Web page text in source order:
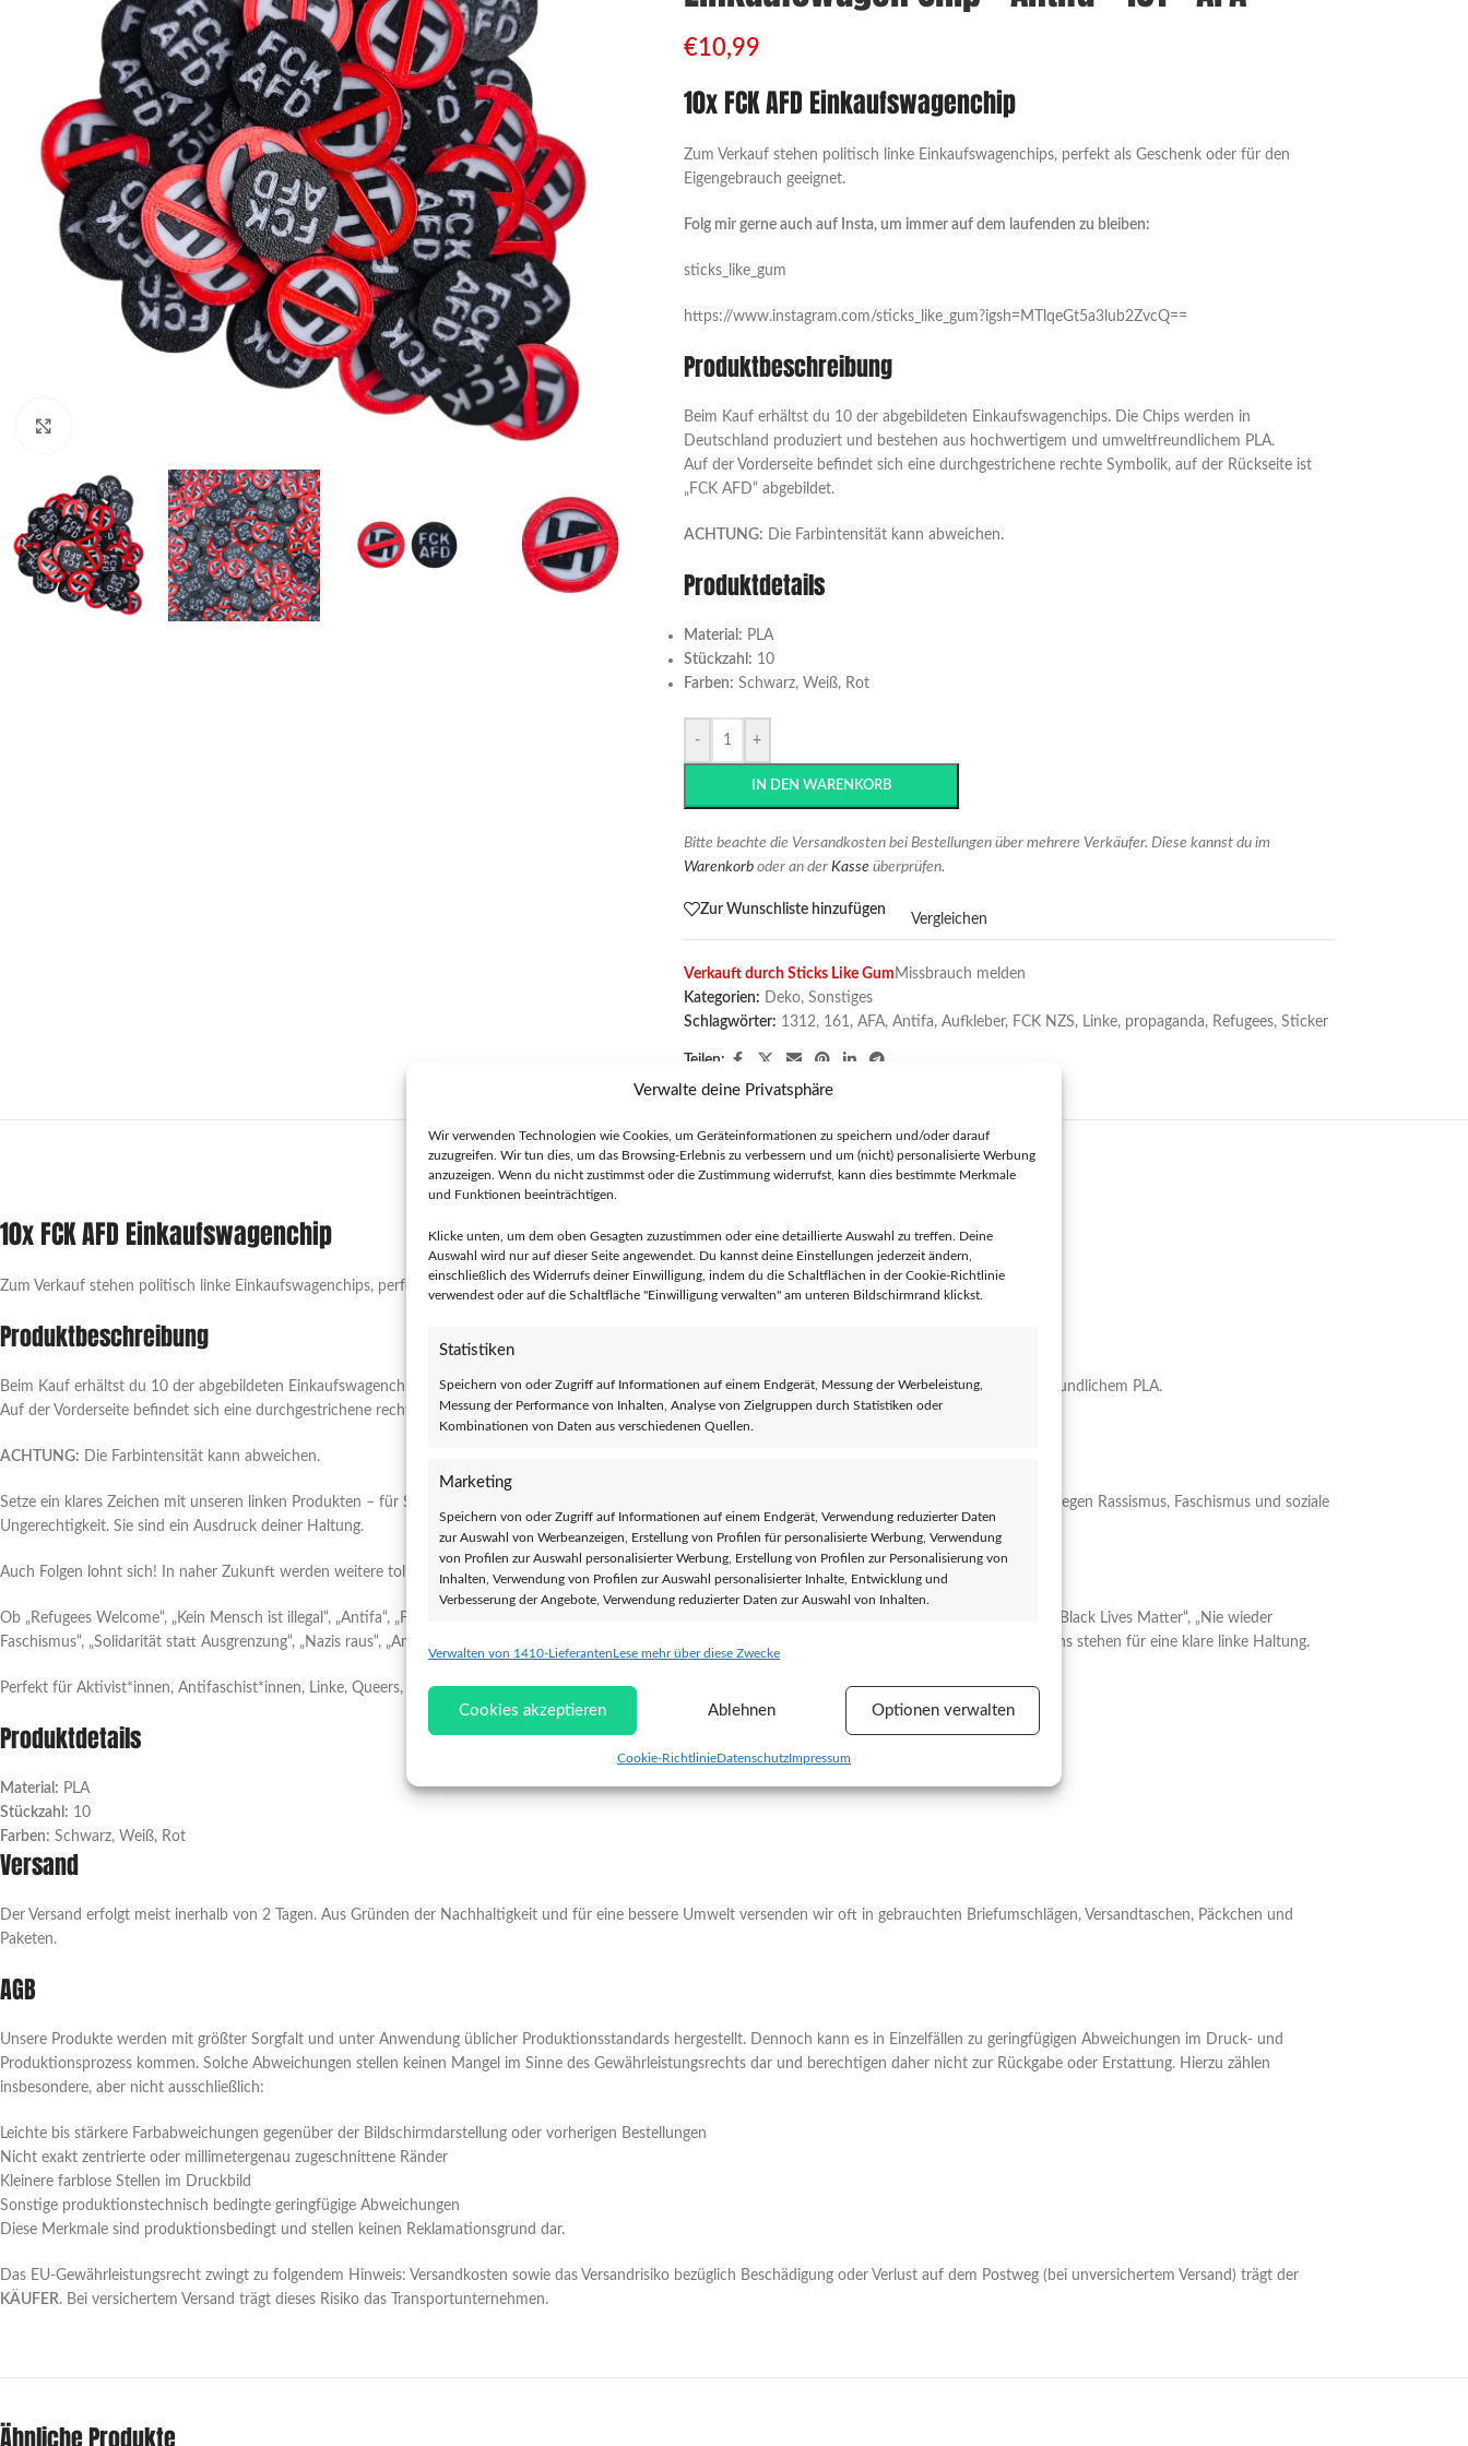
Verwalte deine Privatsphäre
Wir verwenden Technologien wie Cookies, um Geräteinformationen zu speichern und/oder darauf
zuzugreifen. Wir tun dies, um das Browsing-Erlebnis zu verbessern und um (nicht) personalisierte Werbung
anzuzeigen. Wenn du nicht zustimmst oder die Zustimmung widerrufst, kann dies bestimmte Merkmale
und Funktionen beeinträchtigen.
Klicke unten, um dem oben Gesagten zuzustimmen oder eine detaillierte Auswahl zu treffen. Deine
Auswahl wird nur auf dieser Seite angewendet. Du kannst deine Einstellungen jederzeit ändern,
einschließlich des Widerrufs deiner Einwilligung, indem du die Schaltflächen in der Cookie-Richtlinie
verwendest oder auf die Schaltfläche "Einwilligung verwalten" am unteren Bildschirmrand klickst.
Statistiken
Speichern von oder Zugriff auf Informationen auf einem Endgerät, Messung der Werbeleistung,
Messung der Performance von Inhalten, Analyse von Zielgruppen durch Statistiken oder
Kombinationen von Daten aus verschiedenen Quellen.
Marketing
Speichern von oder Zugriff auf Informationen auf einem Endgerät, Verwendung reduzierter Daten
zur Auswahl von Werbeanzeigen, Erstellung von Profilen für personalisierte Werbung, Verwendung
von Profilen zur Auswahl personalisierter Werbung, Erstellung von Profilen zur Personalisierung von
Inhalten, Verwendung von Profilen zur Auswahl personalisierter Inhalte, Entwicklung und
Verbesserung der Angebote, Verwendung reduzierter Daten zur Auswahl von Inhalten.
Eigenschaften
Abgleichung und Kombination von Daten aus unterschiedlichen Quellen, Verknüpfung
verschiedener Endgeräte, Identifikation von Endgeräten anhand automatisch
Gewährleistung der Sicherheit, Verhinderung und Aufdeckung von
Verwalten von 1410-LieferantenLese mehr über diese Zwecke
Cookies akzeptieren Ablehnen Optionen verwalten
Cookie-RichtlinieDatenschutzImpressum
€10,99
10x FCK AFD Einkaufswagenchip
Zum Verkauf stehen politisch linke Einkaufswagenchips, perfekt als Geschenk oder für den
Eigengebrauch geeignet.
Folg mir gerne auch auf Insta, um immer auf dem laufenden zu bleiben:
sticks_like_gum
https://www.instagram.com/sticks_like_gum?igsh=MTlqeGt5a3lub2ZvcQ==
Produktbeschreibung
Beim Kauf erhältst du 10 der abgebildeten Einkaufswagenchips. Die Chips werden in
Deutschland produziert und bestehen aus hochwertigem und umweltfreundlichem PLA.
Auf der Vorderseite befindet sich eine durchgestrichene rechte Symbolik, auf der Rückseite ist
„FCK AFD“ abgebildet.
ACHTUNG: Die Farbintensität kann abweichen.
Produktdetails
Material: PLA
Stückzahl: 10
Farben: Schwarz, Weiß, Rot
- +
IN DEN WARENKORB
Bitte beachte die Versandkosten bei Bestellungen über mehrere Verkäufer. Diese kannst du im
Warenkorboder an der Kasse überprüfen.
Zur Wunschliste hinzufügen
Vergleichen
Verkauft durch Sticks Like Gum Missbrauch melden
Kategorien: Deko, Sonstiges
Schlagwörter: 1312, 161, AFA, Antifa, Aufkleber, FCK NZS, Linke, propaganda, Refugees, Sticker
Teilen:
BESCHREIBUNGVERKÄUFERREVIEWS (0)RICHTLINIENFRAGEN UND ANTWORTEN
10x FCK AFD Einkaufswagenchip
Zum Verkauf stehen politisch linke Einkaufswagenchips, perfekt als Geschenk oder für den Eigengebrauch geeignet.
Produktbeschreibung
Beim Kauf erhältst du 10 der abgebildeten Einkaufswagenchips. Die Chips werden in Deutschland produziert und bestehen aus hochwertigem und umweltfreundlichem PLA.
Auf der Vorderseite befindet sich eine durchgestrichene rechte Symbolik, auf der Rückseite ist „FCK AFD“ abgebildet.
ACHTUNG: Die Farbintensität kann abweichen.
Setze ein klares Zeichen mit unseren linken Produkten – für Solidarität, Vielfalt und Widerstand! Unsere politischen Artikel transportieren starke Botschaften gegen Rassismus, Faschismus und soziale
Ungerechtigkeit. Sie sind ein Ausdruck deiner Haltung.
Auch Folgen lohnt sich! In naher Zukunft werden weitere tolle Artikel angeboten.
Ob „Refugees Welcome“, „Kein Mensch ist illegal“, „Antifa“, „Feminismus statt Vaterland“, „No Border No Nation“, „Smash Capitalism“, „Love Punk Hate Cops“, „Black Lives Matter“, „Nie wieder
Faschismus“, „Solidarität statt Ausgrenzung“, „Nazis raus“, „Antirassistisch“, „Antifaschistisch“, „Antisexistisch“ oder „Make Racists Afraid Again“ – unsere Designs stehen für eine klare linke Haltung.
Perfekt für Aktivist*innen, Antifaschist*innen, Linke, Queers, Umweltaktivist*innen und alle, die Gerechtigkeit und Liebe in der Öffentlichkeit verbreiten wollen.
Produktdetails
Material: PLA
Stückzahl: 10
Farben: Schwarz, Weiß, Rot
Versand
Der Versand erfolgt meist inerhalb von 2 Tagen. Aus Gründen der Nachhaltigkeit und für eine bessere Umwelt versenden wir oft in gebrauchten Briefumschlägen, Versandtaschen, Päckchen und
Paketen.
AGB
Unsere Produkte werden mit größter Sorgfalt und unter Anwendung üblicher Produktionsstandards hergestellt. Dennoch kann es in Einzelfällen zu geringfügigen Abweichungen im Druck- und
Produktionsprozess kommen. Solche Abweichungen stellen keinen Mangel im Sinne des Gewährleistungsrechts dar und berechtigen daher nicht zur Rückgabe oder Erstattung. Hierzu zählen
insbesondere, aber nicht ausschließlich:
Leichte bis stärkere Farbabweichungen gegenüber der Bildschirmdarstellung oder vorherigen Bestellungen
Nicht exakt zentrierte oder millimetergenau zugeschnittene Ränder
Kleinere farblose Stellen im Druckbild
Sonstige produktionstechnisch bedingte geringfügige Abweichungen
Diese Merkmale sind produktionsbedingt und stellen keinen Reklamationsgrund dar.
Das EU-Gewährleistungsrecht zwingt zu folgendem Hinweis: Versandkosten sowie das Versandrisiko bezüglich Beschädigung oder Verlust auf dem Postweg (bei unversichertem Versand) trägt der
KÄUFER. Bei versichertem Versand trägt dieses Risiko das Transportunternehmen.
Ähnliche Produkte